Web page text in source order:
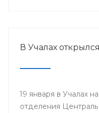
ординаторы,
В Учалах
19 января в Учалах
отделения